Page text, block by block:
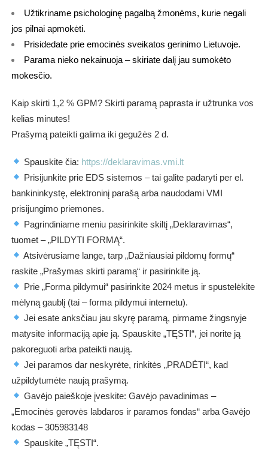
Užtikriname psichologinę pagalbą žmonėms, kurie negali
jos pilnai apmokėti.
Prisidedate prie emocinės sveikatos gerinimo Lietuvoje.
Parama nieko nekainuoja – skiriate dalį jau sumokėto
mokesčio.
Kaip skirti 1,2 % GPM? Skirti paramą paprasta ir užtrunka vos
kelias minutes!
Prašymą pateikti galima iki gegužės 2 d.
Spauskite čia: https://deklaravimas.vmi.lt
Prisijunkite prie EDS sistemos – tai galite padaryti per el.
bankininkystę, elektroninį parašą arba naudodami VMI
prisijungimo priemones.
Pagrindiniame meniu pasirinkite skiltį „Deklaravimas“,
tuomet – „PILDYTI FORMĄ“.
Atsivėrusiame lange, tarp „Dažniausiai pildomų formų“
raskite „Prašymas skirti paramą“ ir pasirinkite ją.
Prie „Forma pildymui“ pasirinkite 2024 metus ir spustelėkite
mėlyną gaublį (tai – forma pildymui internetu).
Jei esate anksčiau jau skyrę paramą, pirmame žingsnyje
matysite informaciją apie ją. Spauskite „TĘSTI“, jei norite ją
pakoreguoti arba pateikti naują.
Jei paramos dar neskyrėte, rinkitės „PRADĖTI“, kad
užpildytumėte naują prašymą.
Gavėjo paieškoje įveskite:Gavėjo pavadinimas –
„Emocinės gerovės labdaros ir paramos fondas“ arba Gavėjo
kodas – 305983148
Spauskite „TĘSTI“.